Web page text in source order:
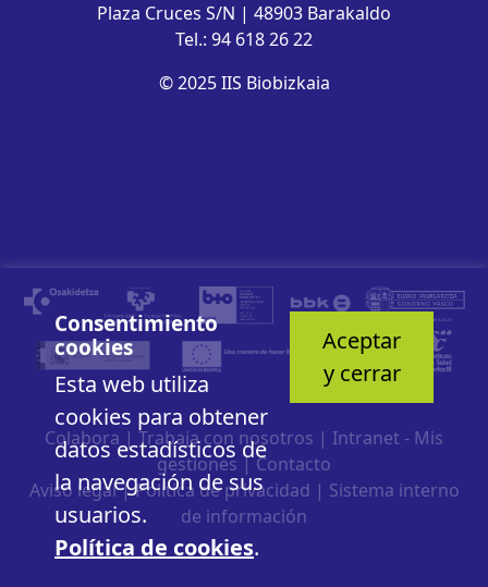
Plaza Cruces S/N | 48903 Barakaldo
Tel.: 94 618 26 22
© 2025 IIS Biobizkaia
Consentimiento
cookies
Esta web utiliza
cookies para obtener
datos estadísticos de
la navegación de sus
usuarios.
Política de cookies.
Aceptar
y cerrar
Colabora | Trabaja con nosotros | Intranet - Mis
gestiones |Contacto
Aviso legal|Política de privacidad | Sistema interno
de información